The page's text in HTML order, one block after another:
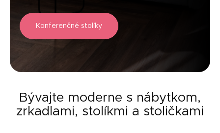
Konferenčné stolíky
Bývajte moderne s nábytkom,
zrkadlami, stolíkmi a stoličkami